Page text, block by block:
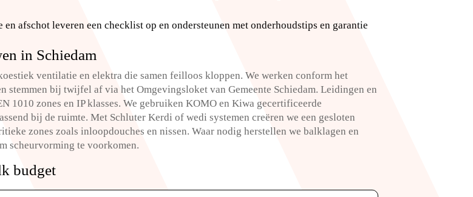
afschot leveren een checklist op en ondersteunen met onderhoudstips en garantie
in Schiedam
ventilatie en elektra die samen feilloos kloppen.​ We werken conform het
stemmen bij twijfel af via het Omgevingsloket van Gemeente Schiedam.​ Leidingen en
1010 zones en IP klasses.​ We gebruiken KOMO en Kiwa gecertificeerde
bij de ruimte.​ Met Schluter Kerdi of wedi systemen creëren we een gesloten
zones zoals inloopdouches en nissen.​ Waar nodig herstellen we balklagen en
scheurvorming te voorkomen.​
budget